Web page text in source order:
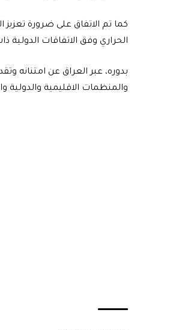
كما تم الاتفاق على ضرورة تعزيز
الحراري وفق الاتفاقات الدولية
بدوره، عبر العراق عن امتنانه
والمنظمات الاقليمية والدولية